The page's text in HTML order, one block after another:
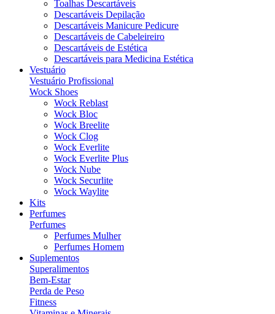
Toalhas Descartáveis
Descartáveis Depilação
Descartáveis Manicure Pedicure
Descartáveis de Cabeleireiro
Descartáveis de Estética
Descartáveis para Medicina Estética
Vestuário
Vestuário Profissional
Wock Shoes
Wock Reblast
Wock Bloc
Wock Breelite
Wock Clog
Wock Everlite
Wock Everlite Plus
Wock Nube
Wock Securlite
Wock Waylite
Kits
Perfumes
Perfumes
Perfumes Mulher
Perfumes Homem
Suplementos
Superalimentos
Bem-Estar
Perda de Peso
Fitness